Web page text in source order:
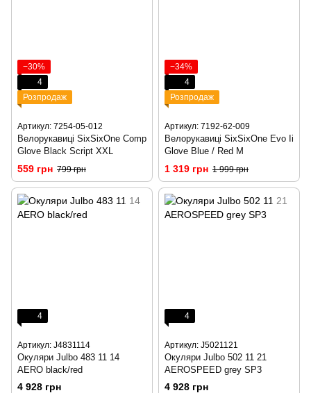
−30%
4
Розпродаж
Артикул: 7254-05-012
Велорукавиці SixSixOne Comp
Glove Black Script XXL
559 грн 799 грн
−34%
4
Розпродаж
Артикул: 7192-62-009
Велорукавиці SixSixOne Evo Ii
Glove Blue / Red M
1 319 грн 1 999 грн
4
Артикул: J4831114
Окуляри Julbo 483 11 14
AERO black/red
4 928 грн
4
Артикул: J5021121
Окуляри Julbo 502 11 21
AEROSPEED grey SP3
4 928 грн